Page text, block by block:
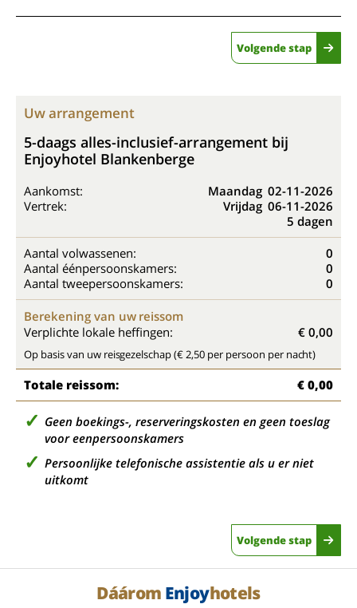
Volgende stap
Uw arrangement
5-daags alles-inclusief-arrangement bij
Enjoyhotel Blankenberge
Aankomst: Maandag 02-11-2026
Vertrek:
Vrijdag 06-11-2026
5 dagen
Aantal volwassenen:
0
Aantal éénpersoonskamers:
0
Aantal tweepersoonskamers:
0
Berekening van uw reissom
Verplichte lokale heffingen:
€ 0,00
Op basis van uw reisgezelschap (€ 2,50 per persoon per nacht)
Totale reissom: € 0,00
Geen boekings-, reserveringskosten en geen toeslag
voor eenpersoonskamers
Persoonlijke telefonische assistentie als u er niet
uitkomt
Volgende stap
Dáárom Enjoyhotels